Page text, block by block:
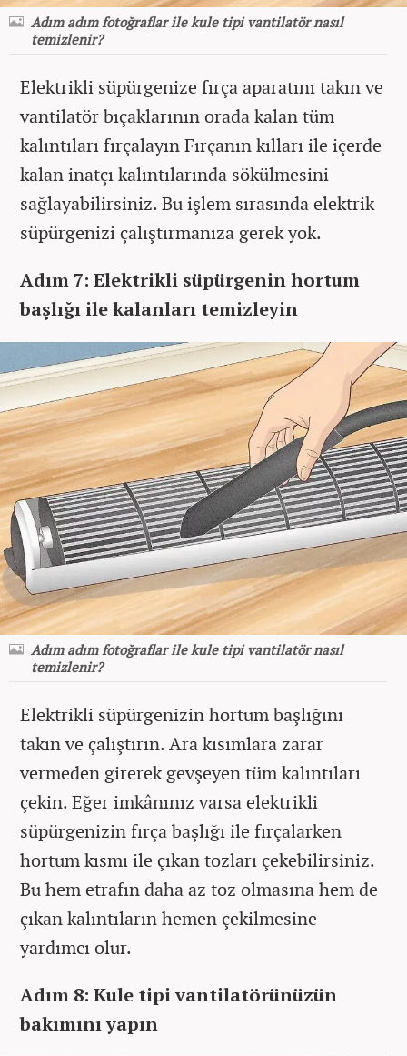
Adım adım fotoğraflar ile kule tipi vantilatör nasıl
temizlenir?
Elektrikli süpürgenize fırça aparatını takın ve
vantilatör bıçaklarının orada kalan tüm
kalıntıları fırçalayın Fırçanın kılları ile içerde
kalan inatçı kalıntılarında sökülmesini
sağlayabilirsiniz. Bu işlem sırasında elektrik
süpürgenizi çalıştırmanıza gerek yok.
Adım 7: Elektrikli süpürgenin hortum
başlığı ile kalanları temizleyin
Adım adım fotoğraflar ile kule tipi vantilatör nasıl
temizlenir?
Elektrikli süpürgenizin hortum başlığını
takın ve çalıştırın. Ara kısımlara zarar
vermeden girerek gevşeyen tüm kalıntıları
çekin. Eğer imkânınız varsa elektrikli
süpürgenizin fırça başlığı ile fırçalarken
hortum kısmı ile çıkan tozları çekebilirsiniz.
Bu hem etrafın daha az toz olmasına hem de
çıkan kalıntıların hemen çekilmesine
yardımcı olur.
Adım 8: Kule tipi vantilatörünüzün
bakımını yapın